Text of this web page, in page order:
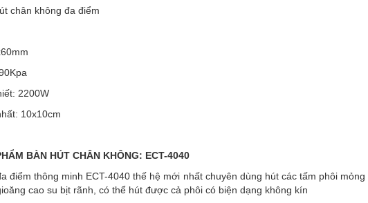
chân không đa điểm
2200W
10x10cm
BÀN HÚT CHÂN KHÔNG: ECT-4040
điểm thông minh ECT-4040 thế hệ mới nhất chuyên dùng hút các tấm phôi
cao su bịt rãnh, có thể hút được cả phôi có biện dạng không kín